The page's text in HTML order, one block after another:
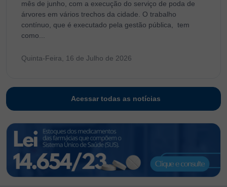
mês de junho, com a execução do serviço de poda de
árvores em vários trechos da cidade. O trabalho
contínuo, que é executado pela gestão pública, tem
como...
Quinta-Feira, 16 de Julho de 2026
Acessar todas as notícias